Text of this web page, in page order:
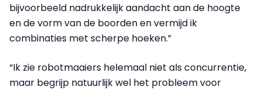
bijvoorbeeld nadrukkelijk aandacht aan de hoogte
en de vorm van de boorden en vermijd ik
combinaties met scherpe hoeken.”
“Ik zie robotmaaiers helemaal niet als concurrentie,
maar begrijp natuurlijk wel het probleem voor